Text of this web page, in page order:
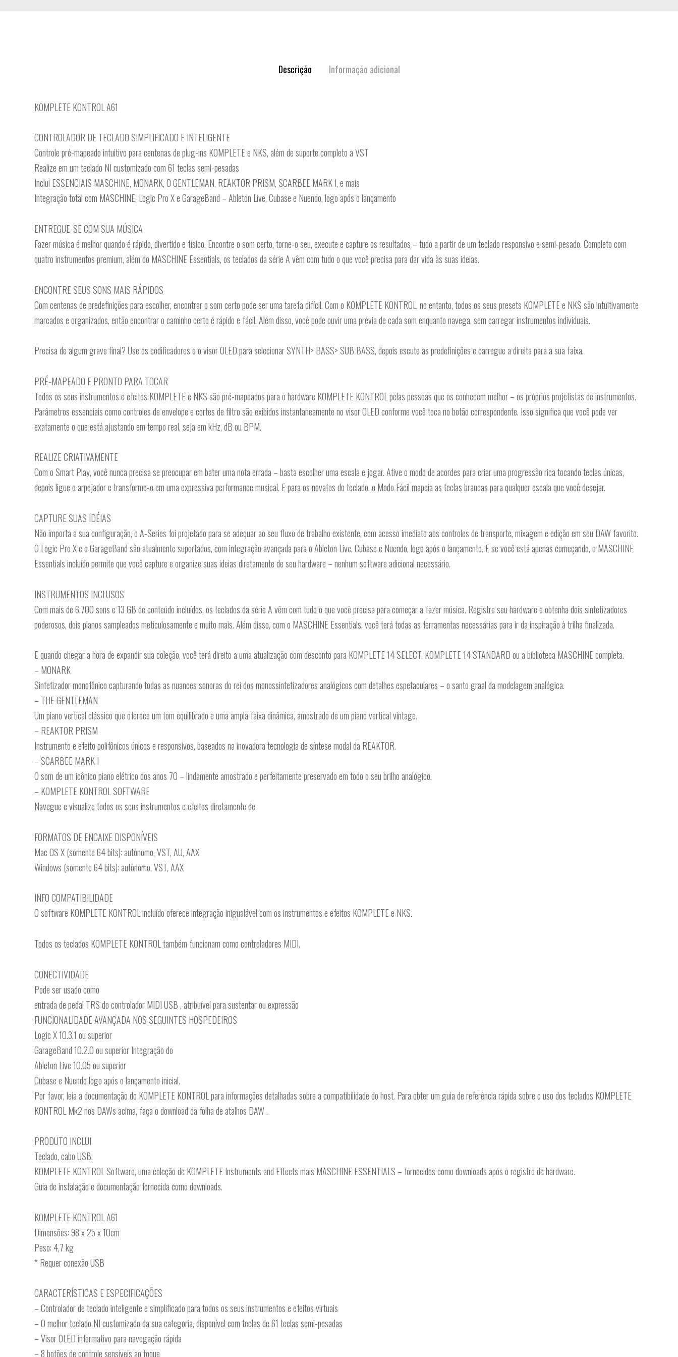
Descrição Informação adicional
KOMPLETE KONTROL A61
CONTROLADOR DE TECLADO SIMPLIFICADO E INTELIGENTE
Controle pré-mapeado intuitivo para centenas de plug-ins KOMPLETE e NKS, além de suporte completo a VST
Realize em um teclado NI customizado com 61 teclas semi-pesadas
Inclui ESSENCIAIS MASCHINE, MONARK, O GENTLEMAN, REAKTOR PRISM, SCARBEE MARK I, e mais
Integração total com MASCHINE, Logic Pro X e GarageBand – Ableton Live, Cubase e Nuendo, logo após o lançamento
ENTREGUE-SE COM SUA MÚSICA
Fazer música é melhor quando é rápido, divertido e físico. Encontre o som certo, torne-o seu, execute e capture os resultados – tudo a partir de um teclado responsivo e semi-pesado. Completo com
quatro instrumentos premium, além do MASCHINE Essentials, os teclados da série A vêm com tudo o que você precisa para dar vida às suas ideias.
ENCONTRE SEUS SONS MAIS RÁPIDOS
Com centenas de predefinições para escolher, encontrar o som certo pode ser uma tarefa difícil. Com o KOMPLETE KONTROL, no entanto, todos os seus presets KOMPLETE e NKS são intuitivamente
marcados e organizados, então encontrar o caminho certo é rápido e fácil. Além disso, você pode ouvir uma prévia de cada som enquanto navega, sem carregar instrumentos individuais.
Precisa de algum grave final? Use os codificadores e o visor OLED para selecionar SYNTH> BASS> SUB BASS, depois escute as predefinições e carregue a direita para a sua faixa.
PRÉ-MAPEADO E PRONTO PARA TOCAR
Todos os seus instrumentos e efeitos KOMPLETE e NKS são pré-mapeados para o hardware KOMPLETE KONTROL pelas pessoas que os conhecem melhor – os próprios projetistas de instrumentos.
Parâmetros essenciais como controles de envelope e cortes de filtro são exibidos instantaneamente no visor OLED conforme você toca no botão correspondente. Isso significa que você pode ver
exatamente o que está ajustando em tempo real, seja em kHz, dB ou BPM.
REALIZE CRIATIVAMENTE
Com o Smart Play, você nunca precisa se preocupar em bater uma nota errada – basta escolher uma escala e jogar. Ative o modo de acordes para criar uma progressão rica tocando teclas únicas,
depois ligue o arpejador e transforme-o em uma expressiva performance musical. E para os novatos do teclado, o Modo Fácil mapeia as teclas brancas para qualquer escala que você desejar.
CAPTURE SUAS IDÉIAS
Não importa a sua configuração, o A-Series foi projetado para se adequar ao seu fluxo de trabalho existente, com acesso imediato aos controles de transporte, mixagem e edição em seu DAW favorito.
O Logic Pro X e o GarageBand são atualmente suportados, com integração avançada para o Ableton Live, Cubase e Nuendo, logo após o lançamento. E se você está apenas começando, o MASCHINE
Essentials incluído permite que você capture e organize suas ideias diretamente de seu hardware – nenhum software adicional necessário.
INSTRUMENTOS INCLUSOS
Com mais de 6.700 sons e 13 GB de conteúdo incluídos, os teclados da série A vêm com tudo o que você precisa para começar a fazer música. Registre seu hardware e obtenha dois sintetizadores
poderosos, dois pianos sampleados meticulosamente e muito mais. Além disso, com o MASCHINE Essentials, você terá todas as ferramentas necessárias para ir da inspiração à trilha finalizada.
E quando chegar a hora de expandir sua coleção, você terá direito a uma atualização com desconto para KOMPLETE 14 SELECT, KOMPLETE 14 STANDARD ou a biblioteca MASCHINE completa.
– MONARK
Sintetizador monofônico capturando todas as nuances sonoras do rei dos monossintetizadores analógicos com detalhes espetaculares – o santo graal da modelagem analógica.
– THE GENTLEMAN
Um piano vertical clássico que oferece um tom equilibrado e uma ampla faixa dinâmica, amostrado de um piano vertical vintage.
– REAKTOR PRISM
Instrumento e efeito polifônicos únicos e responsivos, baseados na inovadora tecnologia de síntese modal da REAKTOR.
– SCARBEE MARK I
O som de um icônico piano elétrico dos anos 70 – lindamente amostrado e perfeitamente preservado em todo o seu brilho analógico.
– KOMPLETE KONTROL SOFTWARE
Navegue e visualize todos os seus instrumentos e efeitos diretamente de
FORMATOS DE ENCAIXE DISPONÍVEIS
Mac OS X (somente 64 bits): autônomo, VST, AU, AAX
Windows (somente 64 bits): autônomo, VST, AAX
INFO COMPATIBILIDADE
O software KOMPLETE KONTROL incluído oferece integração inigualável com os instrumentos e efeitos KOMPLETE e NKS.
Todos os teclados KOMPLETE KONTROL também funcionam como controladores MIDI.
CONECTIVIDADE
Pode ser usado como
entrada de pedal TRS do controlador MIDI USB , atribuível para sustentar ou expressão
FUNCIONALIDADE AVANÇADA NOS SEGUINTES HOSPEDEIROS
Logic X 10.3.1 ou superior
GarageBand 10.2.0 ou superior Integração do
Ableton Live 10.05 ou superior
Cubase e Nuendo logo após o lançamento inicial.
Por favor, leia a documentação do KOMPLETE KONTROL para informações detalhadas sobre a compatibilidade do host. Para obter um guia de referência rápida sobre o uso dos teclados KOMPLETE
KONTROL Mk2 nos DAWs acima, faça o download da folha de atalhos DAW .
PRODUTO INCLUI
Teclado, cabo USB.
KOMPLETE KONTROL Software, uma coleção de KOMPLETE Instruments and Effects mais MASCHINE ESSENTIALS – fornecidos como downloads após o registro de hardware.
Guia de instalação e documentação fornecida como downloads.
KOMPLETE KONTROL A61
Dimensões: 98 x 25 x 10cm
Peso: 4,7 kg
* Requer conexão USB
CARACTERÍSTICAS E ESPECIFICAÇÕES
– Controlador de teclado inteligente e simplificado para todos os seus instrumentos e efeitos virtuais
– O melhor teclado NI customizado da sua categoria, disponível com teclas de 61 teclas semi-pesadas
– Visor OLED informativo para navegação rápida
– 8 botões de controle sensíveis ao toque